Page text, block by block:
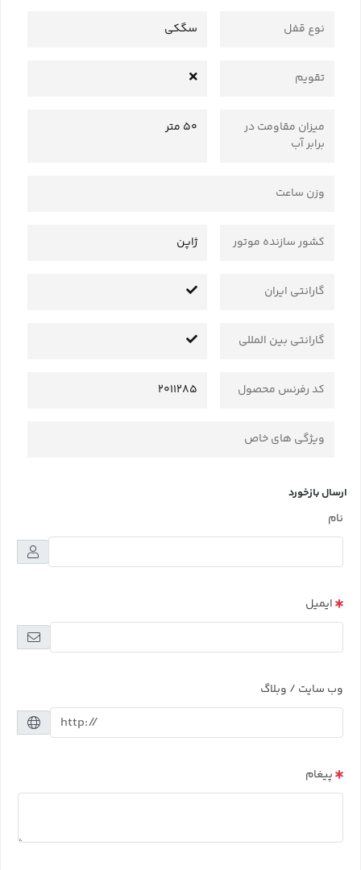
نوع قفل سگکی
تقویم
میزان مقاومت در
برابر آب
50 متر
وزن ساعت
کشور سازنده موتور ژاپن
گارانتی ایران
گارانتی بین المللی
کد رفرنس محصول 2011285
ویژگی های خاص
ارسال بازخورد
نام
ایمیل
وب سایت / وبلاگ
پیغام